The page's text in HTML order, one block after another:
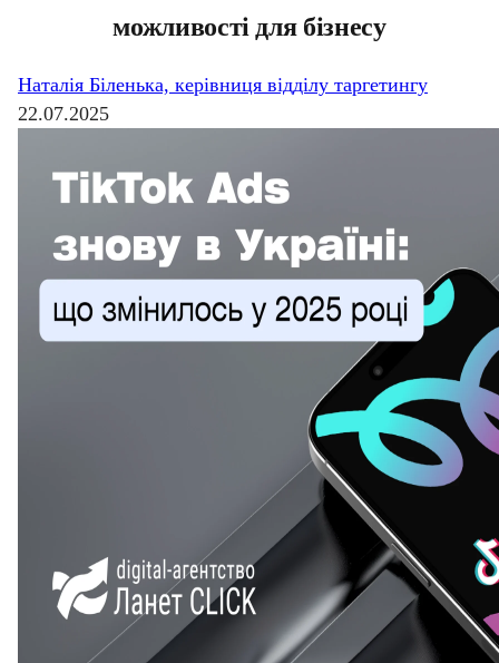
можливості для бізнесу
Наталія Біленька, керівниця відділу таргетингу
22.07.2025